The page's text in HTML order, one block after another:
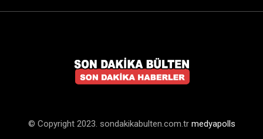
© Copyright 2023. sondakikabulten.com.tr medyapolls